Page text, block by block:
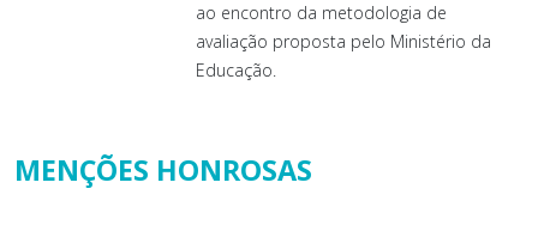
ao encontro da metodologia de
avaliação proposta pelo Ministério da
Educação.
MENÇÕES HONROSAS